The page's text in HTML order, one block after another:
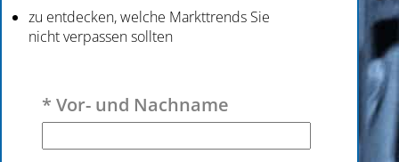
zu entdecken, welche Markttrends Sie
nicht verpassen sollten
* Vor- und Nachname